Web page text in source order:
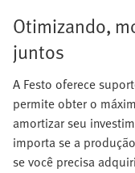
Otimizando,
juntos
A Festo oferece
permite obter o
amortizar seu
importa se a
se você precisa